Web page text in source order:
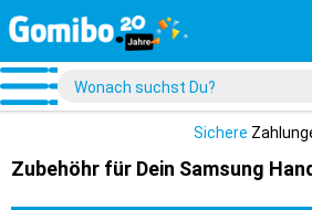
Sichere
Zubehöhr für Dein Samsung